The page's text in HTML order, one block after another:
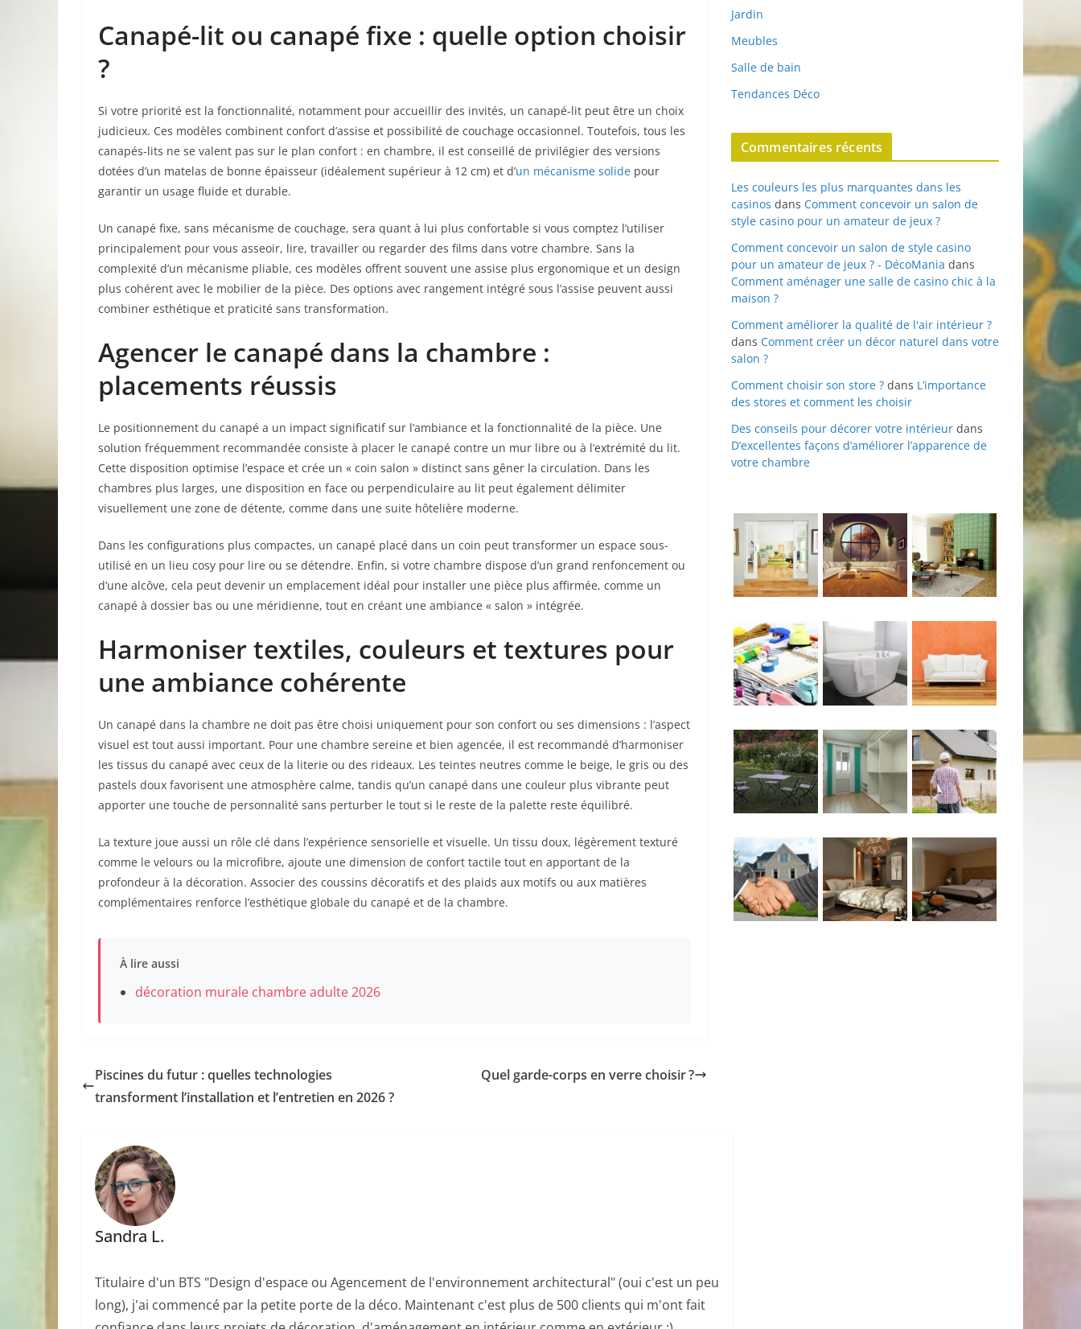
Canapé-lit ou canapé fixe : quelle option choisir
?
Si votre priorité est la fonctionnalité, notamment pour accueillir des invités, un canapé-lit peut être un choix
judicieux. Ces modèles combinent confort d’assise et possibilité de couchage occasionnel. Toutefois, tous les
canapés-lits ne se valent pas sur le plan confort : en chambre, il est conseillé de privilégier des versions
dotées d’un matelas de bonne épaisseur (idéalement supérieur à 12 cm) et d’un mécanisme solide pour
garantir un usage fluide et durable.
Un canapé fixe, sans mécanisme de couchage, sera quant à lui plus confortable si vous comptez l’utiliser
principalement pour vous asseoir, lire, travailler ou regarder des films dans votre chambre. Sans la
complexité d’un mécanisme pliable, ces modèles offrent souvent une assise plus ergonomique et un design
plus cohérent avec le mobilier de la pièce. Des options avec rangement intégré sous l’assise peuvent aussi
combiner esthétique et praticité sans transformation.
Agencer le canapé dans la chambre :
placements réussis
Le positionnement du canapé a un impact significatif sur l’ambiance et la fonctionnalité de la pièce. Une
solution fréquemment recommandée consiste à placer le canapé contre un mur libre ou à l’extrémité du lit.
Cette disposition optimise l’espace et crée un « coin salon » distinct sans gêner la circulation. Dans les
chambres plus larges, une disposition en face ou perpendiculaire au lit peut également délimiter
visuellement une zone de détente, comme dans une suite hôtelière moderne.
Dans les configurations plus compactes, un canapé placé dans un coin peut transformer un espace sous-
utilisé en un lieu cosy pour lire ou se détendre. Enfin, si votre chambre dispose d’un grand renfoncement ou
d’une alcôve, cela peut devenir un emplacement idéal pour installer une pièce plus affirmée, comme un
canapé à dossier bas ou une méridienne, tout en créant une ambiance « salon » intégrée.
Harmoniser textiles, couleurs et textures pour
une ambiance cohérente
Un canapé dans la chambre ne doit pas être choisi uniquement pour son confort ou ses dimensions : l’aspect
visuel est tout aussi important. Pour une chambre sereine et bien agencée, il est recommandé d’harmoniser
les tissus du canapé avec ceux de la literie ou des rideaux. Les teintes neutres comme le beige, le gris ou des
pastels doux favorisent une atmosphère calme, tandis qu’un canapé dans une couleur plus vibrante peut
apporter une touche de personnalité sans perturber le tout si le reste de la palette reste équilibré.
La texture joue aussi un rôle clé dans l’expérience sensorielle et visuelle. Un tissu doux, légèrement texturé
comme le velours ou la microfibre, ajoute une dimension de confort tactile tout en apportant de la
profondeur à la décoration. Associer des coussins décoratifs et des plaids aux motifs ou aux matières
complémentaires renforce l’esthétique globale du canapé et de la chambre.
À lire aussi
décoration murale chambre adulte 2026
Piscines du futur : quelles technologies
transforment l’installation et l’entretien en 2026 ?
Quel garde-corps en verre choisir ?
Sandra L.
Titulaire d'un BTS "Design d'espace ou Agencement de l'environnement architectural" (oui c'est un peu
long), j'ai commencé par la petite porte de la déco. Maintenant c'est plus de 500 clients qui m'ont fait
Jardin
Meubles
Salle de bain
Tendances Déco
Commentaires récents
Les couleurs les plus marquantes dans les
casinos dans Comment concevoir un salon de
style casino pour un amateur de jeux ?
Comment concevoir un salon de style casino
pour un amateur de jeux ? - DécoMania dans
Comment aménager une salle de casino chic à la
maison ?
Comment améliorer la qualité de l'air intérieur ?
dans Comment créer un décor naturel dans votre
salon ?
Comment choisir son store ? dans L’importance
des stores et comment les choisir
Des conseils pour décorer votre intérieur dans
D’excellentes façons d’améliorer l’apparence de
votre chambre